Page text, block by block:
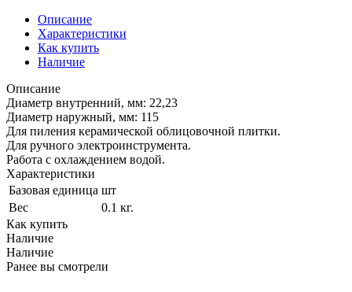
Описание
Характеристики
Как купить
Наличие
Описание
Диаметр внутренний, мм: 22,23
Диаметр наружный, мм: 115
Для пиления керамической облицовочной плитки.
Для ручного электроинструмента.
Работа с охлаждением водой.
Характеристики
Базовая единица шт
Вес
0.1 кг.
Как купить
Наличие
Наличие
Ранее вы смотрели